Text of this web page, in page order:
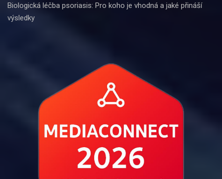
Biologická léčba psoriasis: Pro koho je vhodná a jaké přináší
výsledky